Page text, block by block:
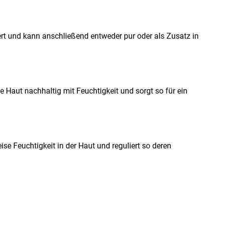
und kann anschließend entweder pur oder als Zusatz in
Haut nachhaltig mit Feuchtigkeit und sorgt so für ein
Feuchtigkeit in der Haut und reguliert so deren